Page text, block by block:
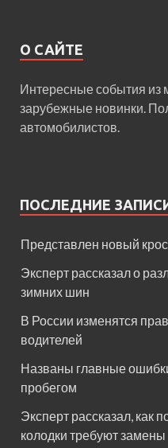
О САЙТЕ
Интересные события из
зарубежные новинки.
автомобилистов.
ПОСЛЕДНИЕ
Представлен новый
Эксперт рассказал о
зимних шин
В России изменятся
водителей
Названы главные
пробегом
Эксперт рассказал, как
колодки требуют замены